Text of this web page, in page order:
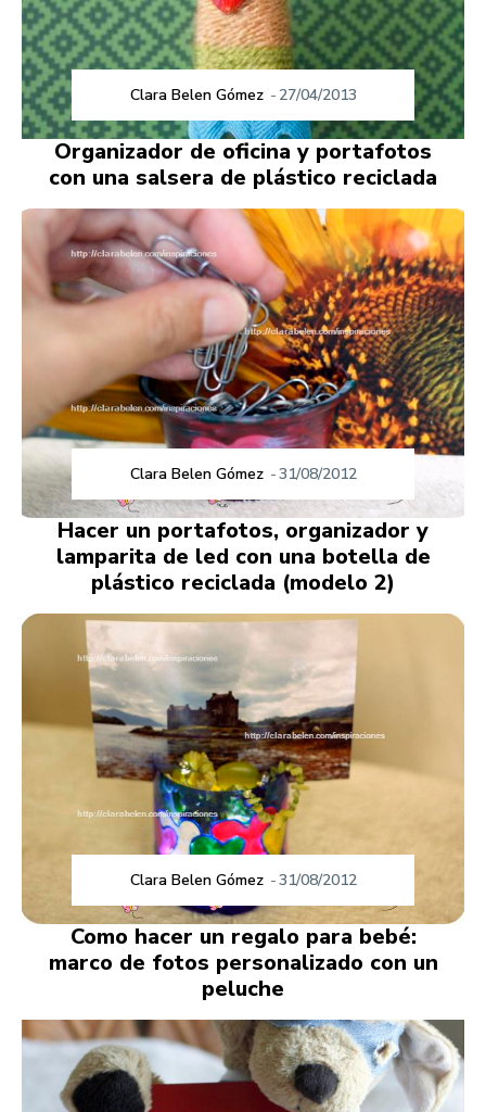
Clara Belen Gómez - 27/04/2013
Organizador de oficina y portafotos
con una salsera de plástico reciclada
Clara Belen Gómez -31/08/2012
Hacer un portafotos, organizador y
lamparita de led con una botella de
plástico reciclada (modelo 2)
Clara Belen Gómez -31/08/2012
Como hacer un regalo para bebé:
marco de fotos personalizado con un
peluche